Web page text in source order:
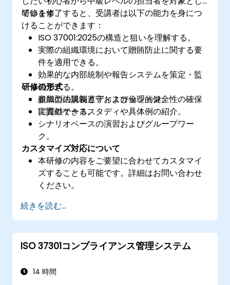
ています。
研修を修了すると、受講者は以下の能力を身につ
けることができます：
ISO 37001:2025の構造と狙いを理解する。
実際の組織環境において贈賄防止に関する要
件を適用できる。
効果的な内部統制や報告システムを策定・監
視できる。
組織の法規制遵守および倫理的健全性の確保
に貢献できる。
研修の形式
参加型の講義とディスカッション。
実際のケーススタディや具体例の紹介。
シナリオベースの演習およびグループワー
ク。
カスタマイズ対応について
本研修の内容をご要望に合わせてカスタマイ
ズすることも可能です。詳細はお問い合わせ
ください。
続きを読む...
ISO 37301コンプライアンス管理システム
14 時間